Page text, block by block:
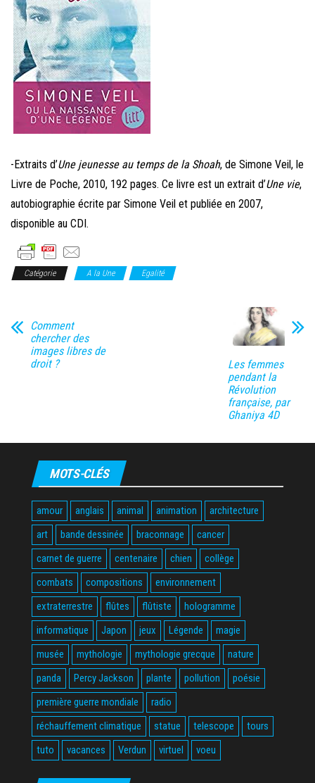
-Extraits d’Une jeunesse au temps de la Shoah, de Simone Veil, le
Livre de Poche, 2010, 192 pages. Ce livre est un extrait d’Une vie,
autobiographie écrite par Simone Veil et publiée en 2007,
disponible au CDI.
Catégorie A la Une Egalité
Comment
chercher des
images libres de
droit ?
Les femmes
pendant la
Révolution
française, par
Ghaniya 4D
MOTS-CLÉS
amour anglais animal animation
architecture
art
bande dessinée braconnage
cancer
carnet de guerre
centenaire chien
collège
combats
compositions
environnement
extraterrestre
flûtes flûtiste
hologramme
informatique
Japon jeux Légende
magie
musée
mythologie mythologie grecque
nature
panda
Percy Jackson plante pollution
poésie
première guerre mondiale
radio
réchauffement climatique
statue telescope
tours
tuto
vacances Verdun virtuel voeu